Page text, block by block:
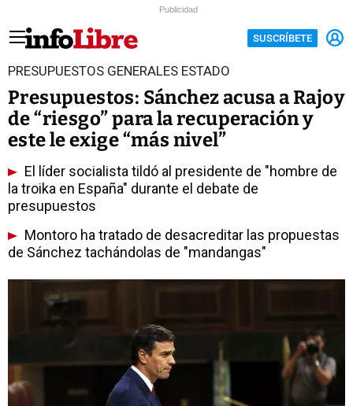
Publicidad
SUSCRÍBETE
PRESUPUESTOS GENERALES ESTADO
Presupuestos: Sánchez acusa a Rajoy
de “riesgo” para la recuperación y
este le exige “más nivel”
El líder socialista tildó al presidente de "hombre de
la troika en España" durante el debate de
presupuestos
Montoro ha tratado de desacreditar las propuestas
de Sánchez tachándolas de "mandangas"